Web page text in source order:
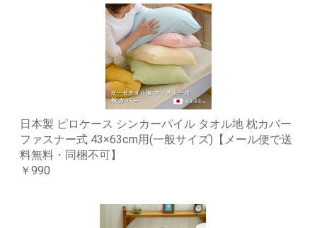
日本製 ピロケース シンカーパイル タオル地 枕カバー
ファスナー式 43×63cm用(一般サイズ)【メール便で送
料無料・同梱不可】
￥990